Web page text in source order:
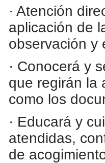
· Atención
aplicación de
observación y
· Conocerá y
que regirán la
como los
· Educará y
atendidas,
de